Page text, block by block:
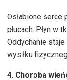
Osłabione serce
płucach. Płyn w
Oddychanie
wysiłku
4. Choroba